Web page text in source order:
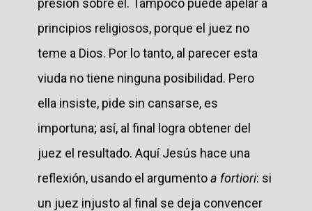
principios religiosos, porque el juez no
teme a Dios. Por lo tanto, al parecer esta
viuda no tiene ninguna posibilidad. Pero
ella insiste, pide sin cansarse, es
importuna; así, al final logra obtener del
juez el resultado. Aquí Jesús hace una
reflexión, usando el argumentoa fortiori: si
un juez injusto al final se deja convencer